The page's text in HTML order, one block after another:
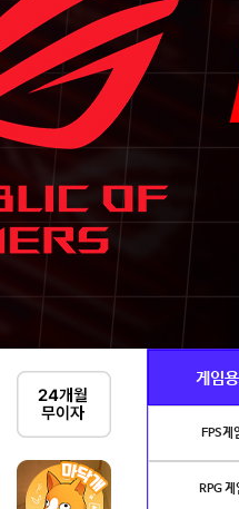
게임
FPS게
RPG 게